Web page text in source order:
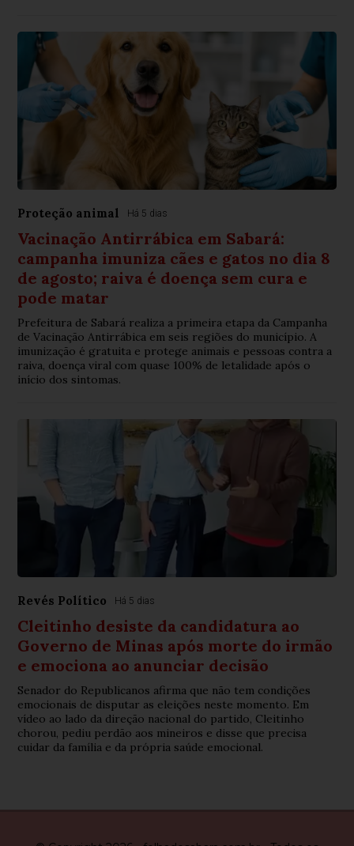
Proteção animal Há 5 dias
Vacinação Antirrábica em Sabará:
campanha imuniza cães e gatos no dia 8
de agosto; raiva é doença sem cura e
pode matar
Prefeitura de Sabará realiza a primeira etapa da Campanha
de Vacinação Antirrábica em seis regiões do município. A
imunização é gratuita e protege animais e pessoas contra a
raiva, doença viral com quase 100% de letalidade após o
início dos sintomas.
Revés Político Há 5 dias
Cleitinho desiste da candidatura ao
Governo de Minas após morte do irmão
e emociona ao anunciar decisão
Senador do Republicanos afirma que não tem condições
emocionais de disputar as eleições neste momento. Em
vídeo ao lado da direção nacional do partido, Cleitinho
chorou, pediu perdão aos mineiros e disse que precisa
cuidar da família e da própria saúde emocional.